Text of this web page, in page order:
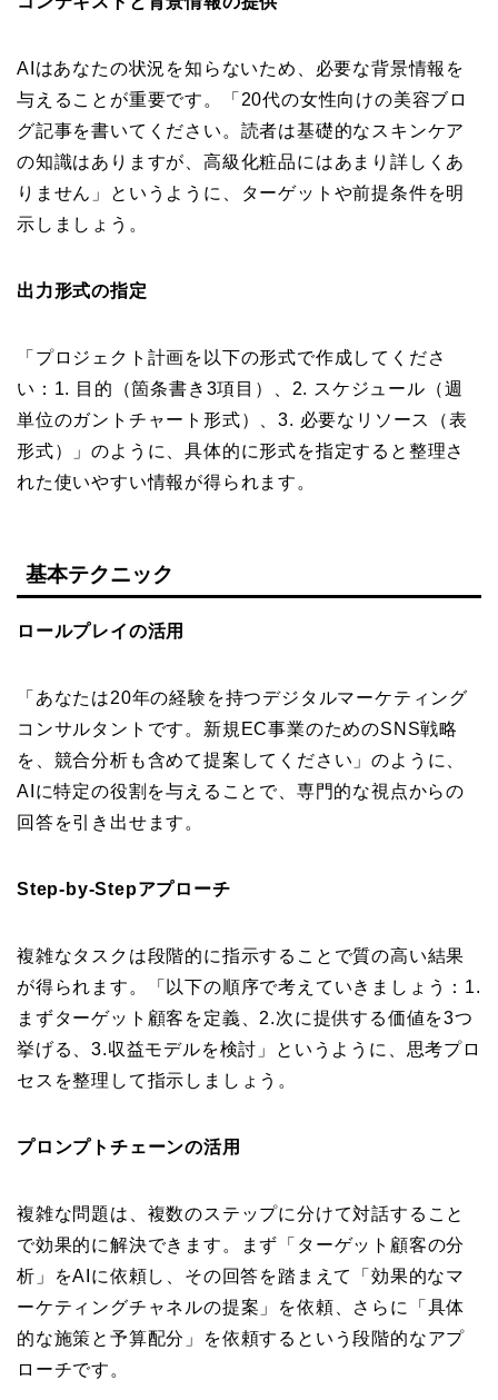
AIはあなたの状況を知らないため、必要な背景情報を
与えることが重要です。「20代の女性向けの美容ブロ
グ記事を書いてください。読者は基礎的なスキンケア
の知識はありますが、高級化粧品にはあまり詳しくあ
りません」というように、ターゲットや前提条件を明
示しましょう。
出力形式の指定
「プロジェクト計画を以下の形式で作成してくださ
い：1. 目的（箇条書き3項目）、2. スケジュール（週
単位のガントチャート形式）、3. 必要なリソース（表
形式）」のように、具体的に形式を指定すると整理さ
れた使いやすい情報が得られます。
基本テクニック
ロールプレイの活用
「あなたは20年の経験を持つデジタルマーケティング
コンサルタントです。新規EC事業のためのSNS戦略
を、競合分析も含めて提案してください」のように、
AIに特定の役割を与えることで、専門的な視点からの
回答を引き出せます。
Step-by-Stepアプローチ
複雑なタスクは段階的に指示することで質の高い結果
が得られます。「以下の順序で考えていきましょう：1.
まずターゲット顧客を定義、2.次に提供する価値を3つ
挙げる、3.収益モデルを検討」というように、思考プロ
セスを整理して指示しましょう。
プロンプトチェーンの活用
複雑な問題は、複数のステップに分けて対話すること
で効果的に解決できます。まず「ターゲット顧客の分
析」をAIに依頼し、その回答を踏まえて「効果的なマ
ーケティングチャネルの提案」を依頼、さらに「具体
的な施策と予算配分」を依頼するという段階的なアプ
ローチです。